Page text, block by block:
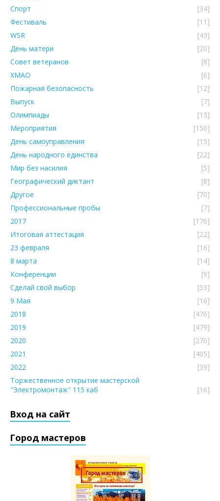
Спорт
[34]
Фестиваль
[11]
WSR
[43]
День матери
[20]
Совет ветеранов
[8]
ХМАО
[6]
Пожарная безопасность
[12]
Выпуск
[7]
Олимпиады
[13]
Мероприятия
[150]
День самоуправления
[15]
День народного единства
[22]
Мир без насилия
[5]
Географический диктант
[8]
Другое
[70]
Профессиональные пробы
[7]
2017
[176]
Итоговая аттестация
[22]
23 февраля
[16]
8 марта
[14]
Конференции
[9]
Сделай свой выбор
[53]
9 Мая
[16]
2018
[476]
2019
[479]
2020
[270]
2021
[405]
2022
[39]
Торжественное открытие мастерской
"Электромонтаж" 115 каб
[16]
Вход на сайт
Город мастеров